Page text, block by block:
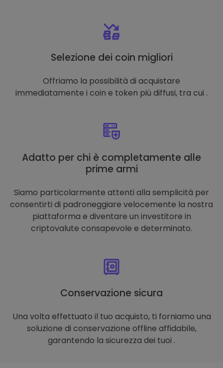
Selezione dei coin migliori
Offriamo la possibilità di acquistare
immediatamente i coin e token più diffusi, tra cui .
Adatto per chi è completamente alle
prime armi
Siamo particolarmente attenti alla semplicità per
consentirti di padroneggiare velocemente la nostra
piattaforma e diventare un investitore in
criptovalute consapevole e determinato.
Conservazione sicura
Una volta effettuato il tuo acquisto, ti forniamo una
soluzione di conservazione offline affidabile,
garantendo la sicurezza dei tuoi .